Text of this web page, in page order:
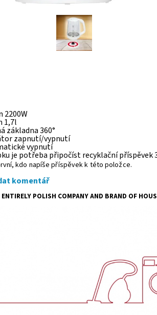
2200W
1,7l
základna 360°
zapnutí/vypnutí
vypnutí
je potřeba připočíst recyklační příspěvek
kdo napíše příspěvek k této položce.
komentář
ENTIRELY POLISH COMPANY AND BRAND OF